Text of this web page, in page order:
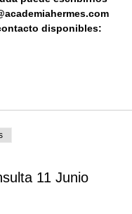
disponibles:
11 Junio